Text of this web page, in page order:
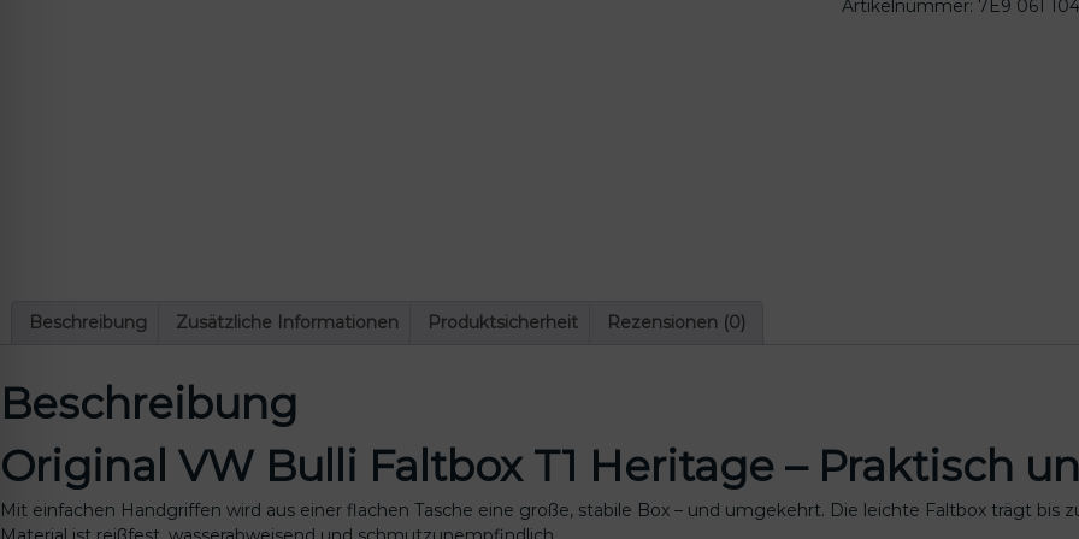
Artikelnummer: 7E9 061 104
Beschreibung Zusätzliche Informationen Produktsicherheit Rezensionen (0)
Beschreibung
Original VW Bulli Faltbox T1 Heritage – Praktisch
Mit einfachen Handgriffen wird aus einer flachen Tasche eine große, stabile Box – und umgekehrt. Die leichte Faltbox trägt bis